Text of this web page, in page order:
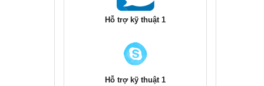
Hỗ trợ kỹ thuật 1
Hỗ trợ kỹ thuật 1